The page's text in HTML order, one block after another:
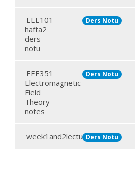
EEE101
hafta2
ders
notu
Ders Notu
EEE351
Electromagnetic
Field
Theory
notes
Ders Notu
week1and2lecturenotes
Ders Notu